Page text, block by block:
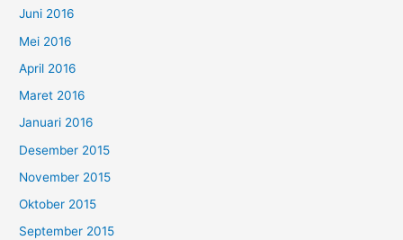
Juni 2016
Mei 2016
April 2016
Maret 2016
Januari 2016
Desember 2015
November 2015
Oktober 2015
September 2015